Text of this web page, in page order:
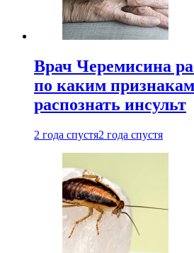
Врач Черемисина
по каким
распознать инсульт
2 года спустя2 года спустя